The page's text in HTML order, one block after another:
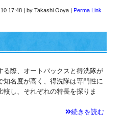
17:48| by Takashi Ooya| Perma Link
る際、オートバックスと得洗隊が
名度が高く、得洗隊は専門性に
し、それぞれの特長を探りま
続きを読む